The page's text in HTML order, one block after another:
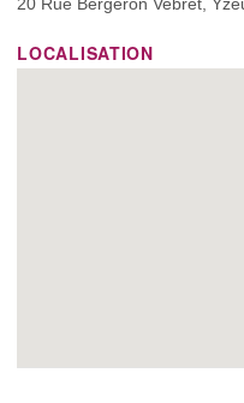
LOCALISATION